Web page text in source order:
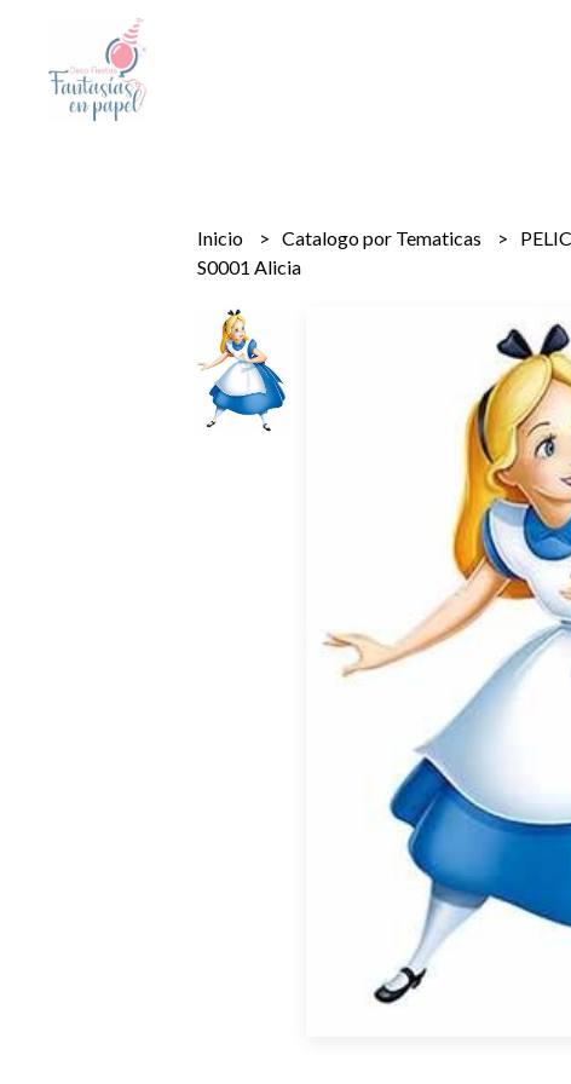
Inicio Catalogo por Tematicas
S0001 Alicia